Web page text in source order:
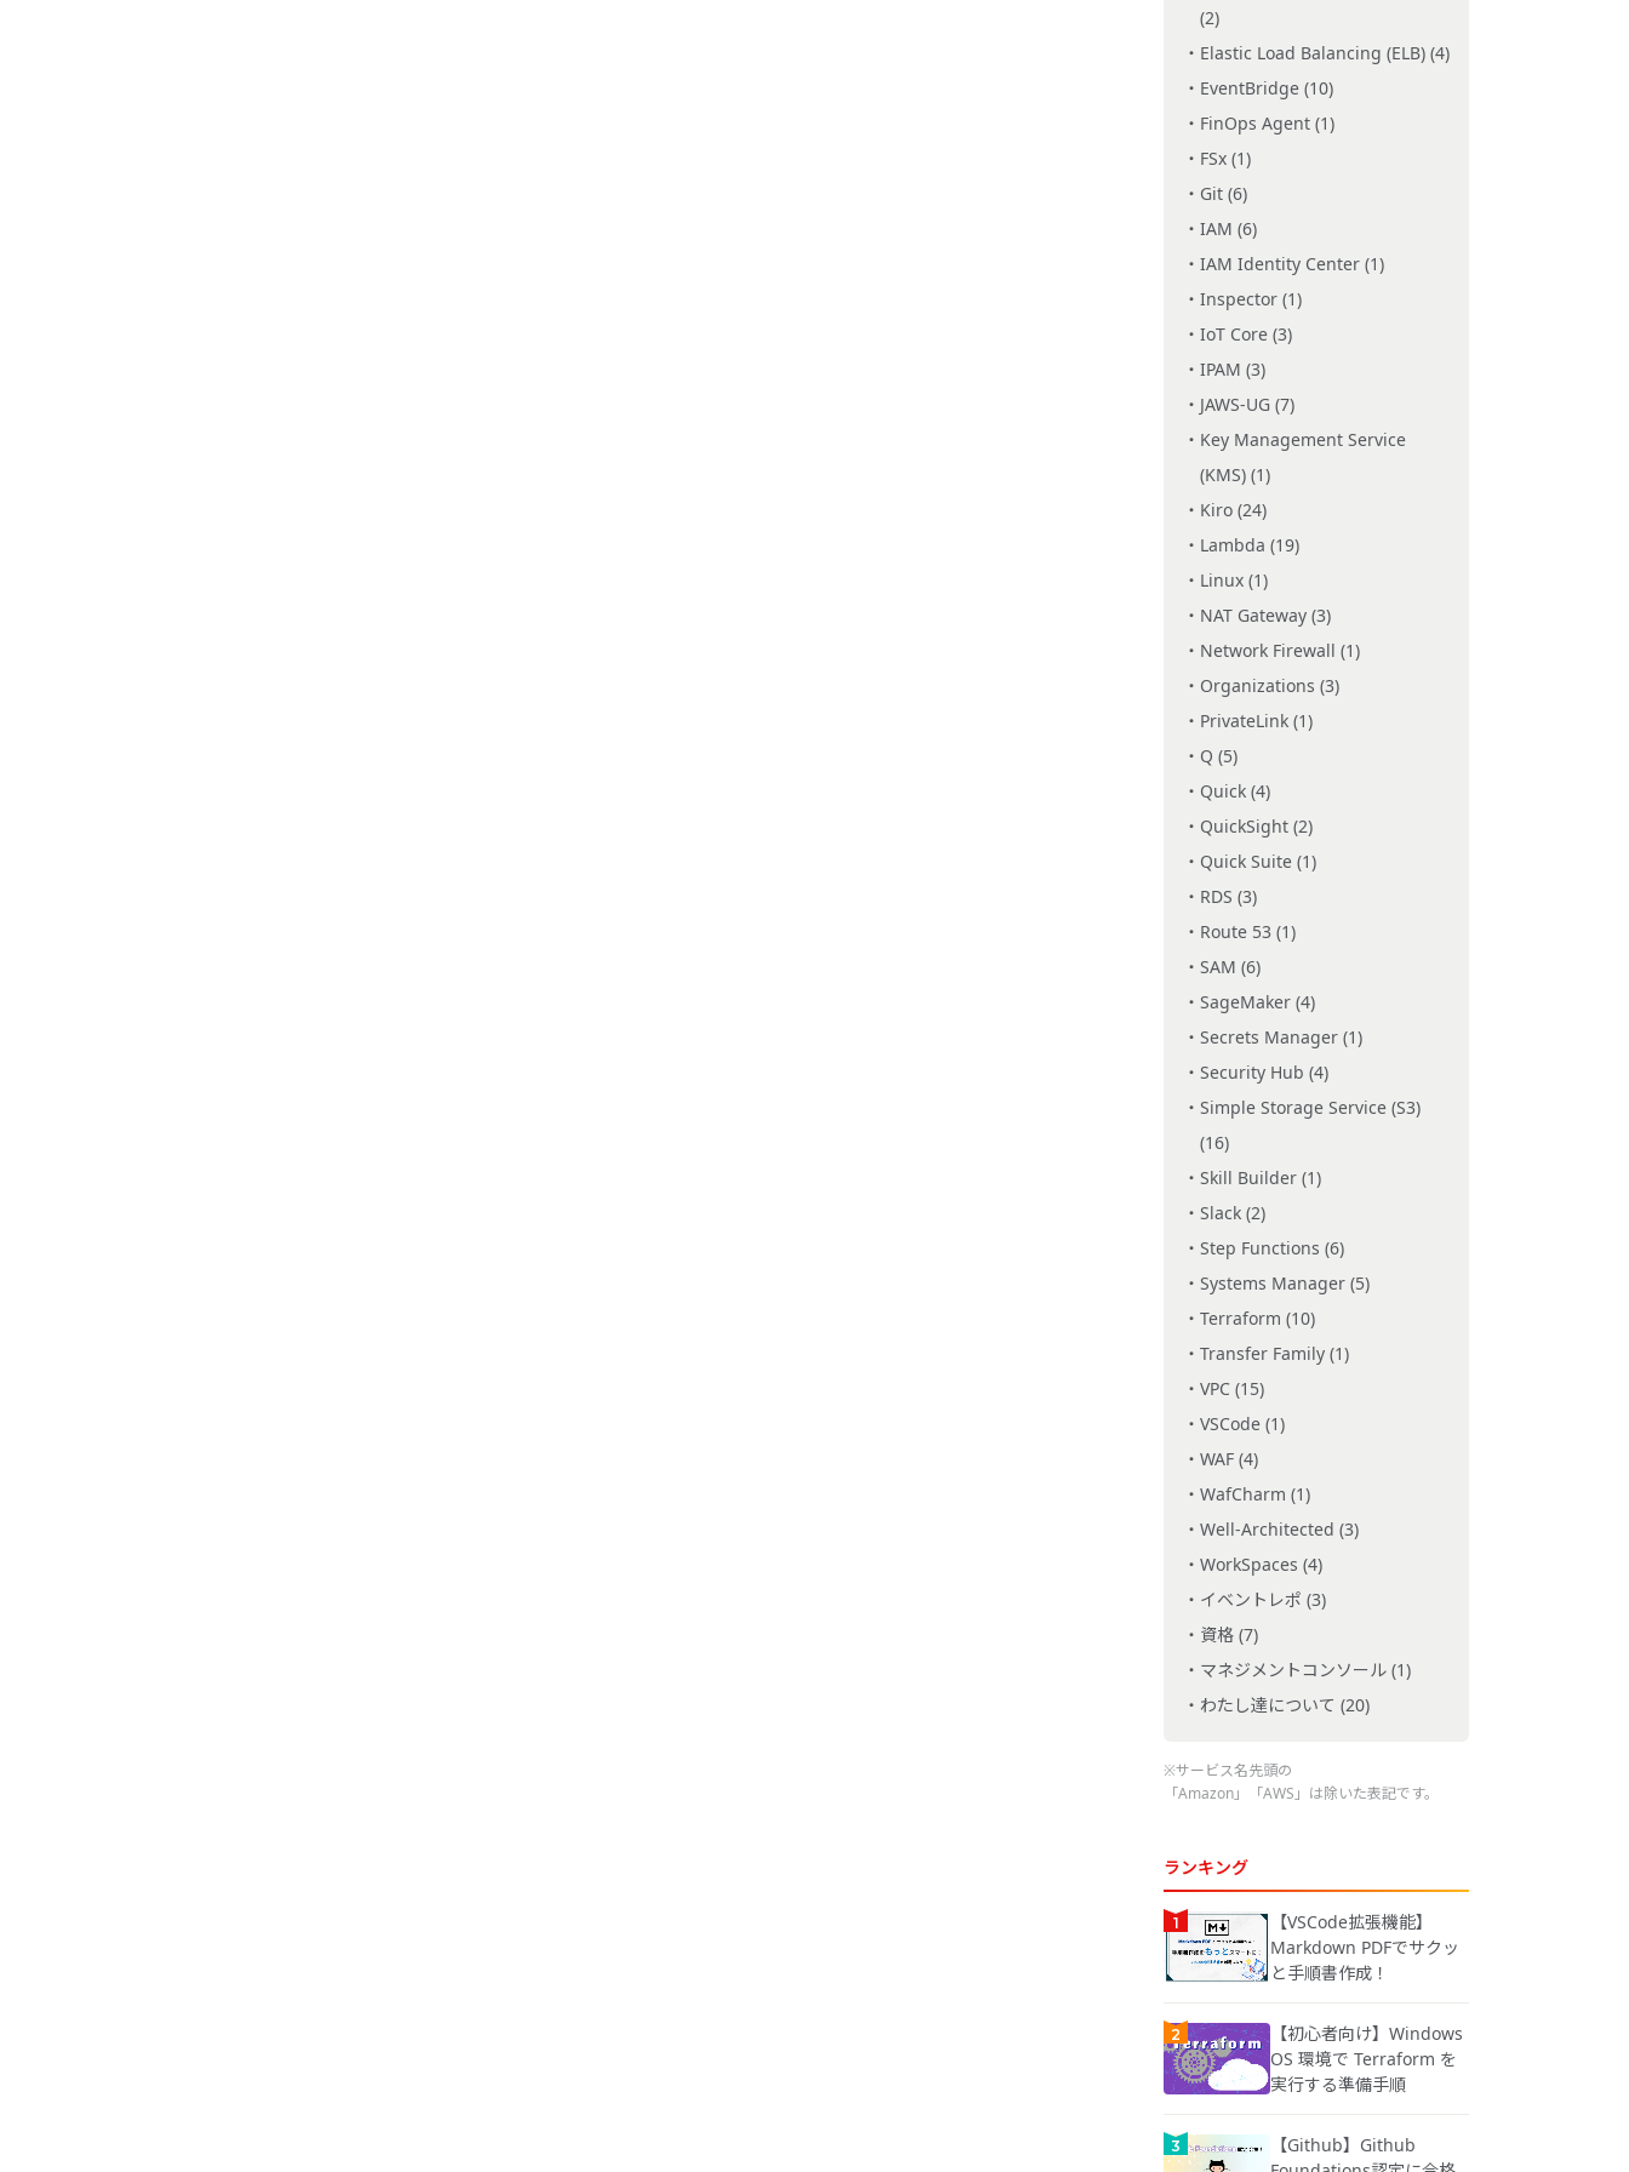
(2)
Elastic Load Balancing (ELB) (4)
EventBridge (10)
FinOps Agent (1)
FSx (1)
Git (6)
IAM (6)
IAM Identity Center (1)
Inspector (1)
IoT Core (3)
IPAM (3)
JAWS-UG (7)
Key Management Service
(KMS) (1)
Kiro (24)
Lambda (19)
Linux (1)
NAT Gateway (3)
Network Firewall (1)
Organizations (3)
PrivateLink (1)
Q (5)
Quick (4)
QuickSight (2)
Quick Suite (1)
RDS (3)
Route 53 (1)
SAM (6)
SageMaker (4)
Secrets Manager (1)
Security Hub (4)
Simple Storage Service (S3)
(16)
Skill Builder (1)
Slack (2)
Step Functions (6)
Systems Manager (5)
Terraform (10)
Transfer Family (1)
VPC (15)
VSCode (1)
WAF (4)
WafCharm (1)
Well-Architected (3)
WorkSpaces (4)
イベントレポ (3)
資格 (7)
マネジメントコンソール (1)
わたし達について (20)
※サービス名先頭の
「Amazon」「AWS」は除いた表記です。
ランキング
【VSCode拡張機能】
Markdown PDFでサクッ
と手順書作成！
【初心者向け】Windows
OS 環境で Terraform を
実行する準備手順
【Github】Github